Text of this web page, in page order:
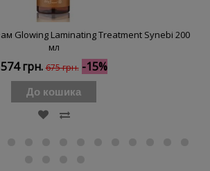
Glowing Laminating Treatment Synebi 200
мл
574 грн. 675 грн. -15%
До кошика